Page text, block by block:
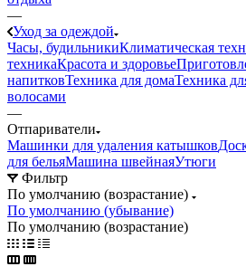
—
Уход за одеждой
Часы, будильникиКлиматическая
техникаКрасота и здоровье
напитковТехника для домаТехника
волосами
—
Отпариватели
Машинки для удаления катышков
для бельяМашина швейнаяУтюги
Фильтр
По умолчанию (возрастание)
По умолчанию (убывание)
По умолчанию (возрастание)